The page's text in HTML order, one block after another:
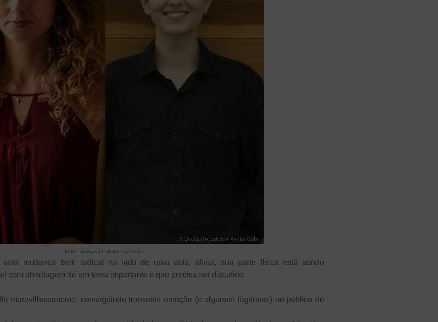
Foto: Divulgação / Estevam Avellar
uma mudança bem radical na vida de uma atriz, afinal, sua parte física está sendo
com abordagem de um tema importante e que precisa ser discutido.
maravilhosamente, conseguindo transmitir emoção (e algumas lágrimas!) ao público de